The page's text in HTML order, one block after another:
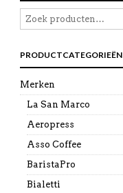
PRODUCTCATEGORIEËN
Merken
La San Marco
Aeropress
Asso Coffee
BaristaPro
Bialetti